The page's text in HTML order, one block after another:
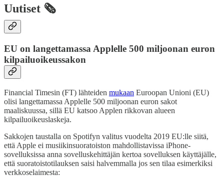
Uutiset 🗞️
EU on langettamassa Applelle 500 miljoonan euron
kilpailuoikeussakon
Financial Timesin (FT) lähteiden mukaan Euroopan Unioni (EU)
olisi langettamassa Applelle 500 miljoonan euron sakot
maaliskuussa, sillä EU katsoo Applen rikkovan alueen
kilpailuoikeuslaskeja.
Sakkojen taustalla on Spotifyn valitus vuodelta 2019 EU:lle siitä,
että Apple ei musiikinsuoratoiston mahdollistavissa iPhone-
sovelluksissa anna sovelluskehittäjän kertoa sovelluksen käyttäjälle,
että suoratoistotilauksen saisi halvemmalla jos sen tilaa esimerkiksi
verkkoselaimesta: